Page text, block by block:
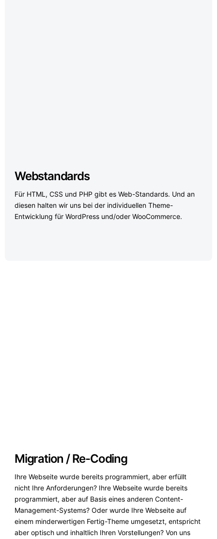
Webstandards
Für HTML, CSS und PHP gibt es Web-Standards. Und an
diesen halten wir uns bei der individuellen Theme-
Entwicklung für WordPress und/oder WooCommerce.
Migration / Re-Coding
Ihre Webseite wurde bereits programmiert, aber erfüllt
nicht Ihre Anforderungen? Ihre Webseite wurde bereits
programmiert, aber auf Basis eines anderen Content-
Management-Systems? Oder wurde Ihre Webseite auf
einem minderwertigen Fertig-Theme umgesetzt, entspricht
aber optisch und inhaltlich Ihren Vorstellungen? Von uns